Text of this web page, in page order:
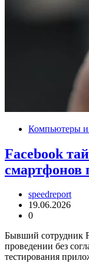
Компьютеры
Facebook
смартфонов
speedreport
19.06.2026
0
Бывший сотрудник
проведении без
тестирования